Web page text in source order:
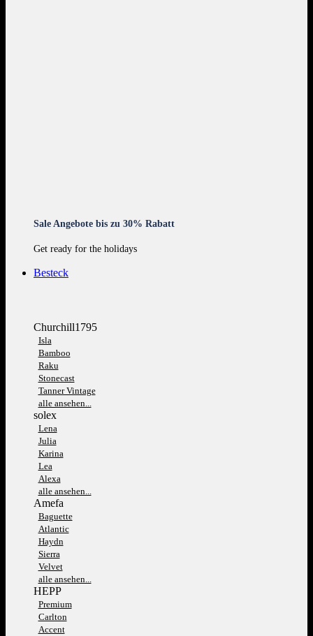
Sale Angebote bis zu 30% Rabatt
Get ready for the holidays
Besteck
Churchill1795
Isla
Bamboo
Raku
Stonecast
Tanner Vintage
alle ansehen...
solex
Lena
Julia
Karina
Lea
Alexa
alle ansehen...
Amefa
Baguette
Atlantic
Haydn
Sierra
Velvet
alle ansehen...
HEPP
Premium
Carlton
Accent